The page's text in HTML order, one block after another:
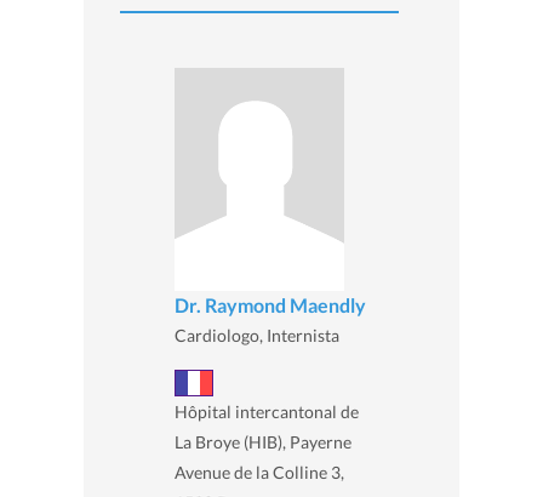
Dr. Raymond Maendly
Cardiologo, Internista
Hôpital intercantonal de
La Broye (HIB), Payerne
Avenue de la Colline 3,